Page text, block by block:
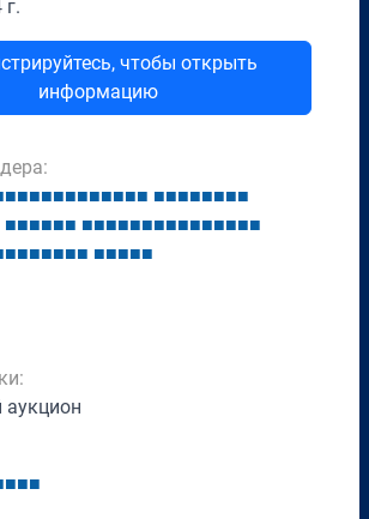
чтобы открыть
информацию
■■■■■■■■■■■■ ■■■■■■■■
■■■■■■ ■■■■■■■■■■■■■■■
■■■■■■■ ■■■■■
■■■